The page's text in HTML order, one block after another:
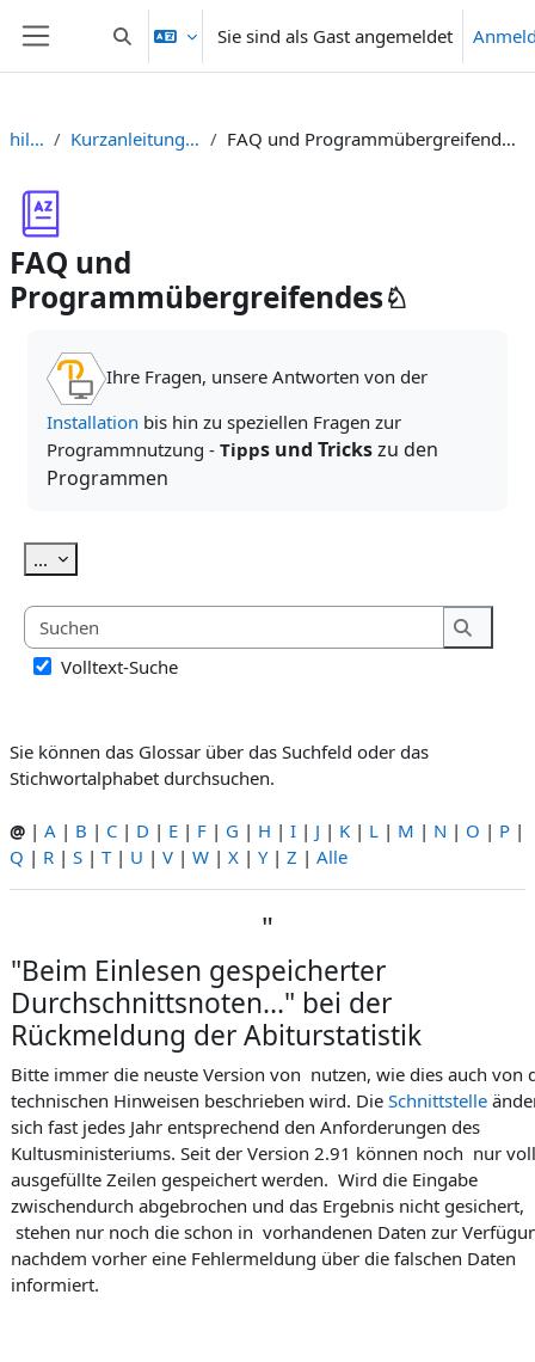
Website-Übersicht
Sucheingabe umschaltenSie sind als Gast angemeldet
hilfe Kurzanleitungen FAQ und Programmübergreifendes♘
FAQ und
Programmübergreifendes♘
Ihre Fragen, unsere Antworten von der
Installation bis hin zu speziellen Fragen zur
Programmnutzung - Tipps und Trickszu den
Programmen
... Einträge exportieren
Suchen
Suchen
Volltext-Suche
Sie können das Glossar über das Suchfeld oder das
Stichwortalphabet durchsuchen.
@ | A | B | C | D | E | F | G | H | I | J | K | L | M | N | O | P |
Q | R | S | T| U | V | W | X | Y| Z | Alle
"
"Beim Einlesen gespeicherter
Durchschnittsnoten..." bei der
Rückmeldung der Abiturstatistik
Bitte immer die neuste Version von nutzen, wie dies auch von
technischen Hinweisen beschrieben wird. Die Schnittstelle
sich fast jedes Jahr entsprechend den Anforderungen des
Kultusministeriums. Seit der Version 2.91 können noch nur voll
ausgefüllte Zeilen gespeichert werden. Wird die Eingabe
zwischendurch abgebrochen und das Ergebnis nicht gesichert,
stehen nur noch die schon in vorhandenen Daten zur
nachdem vorher eine Fehlermeldung über die falschen Daten
informiert.